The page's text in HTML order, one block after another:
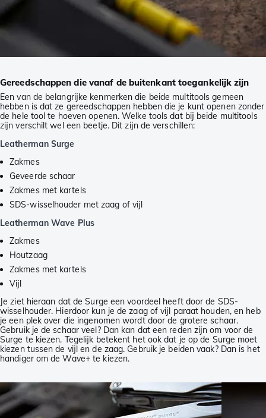
Gereedschappen die vanaf de buitenkant toegankelijk zijn
Een van de belangrijke kenmerken die beide multitools gemeen
hebben is dat ze gereedschappen hebben die je kunt openen zonder
de hele tool te hoeven openen. Welke tools dat bij beide multitools
zijn verschilt wel een beetje. Dit zijn de verschillen:
Leatherman Surge
Zakmes
Geveerde schaar
Zakmes met kartels
SDS-wisselhouder met zaag of vijl
Leatherman Wave Plus
Zakmes
Houtzaag
Zakmes met kartels
Vijl
Je ziet hieraan dat de Surge een voordeel heeft door de SDS-
wisselhouder. Hierdoor kun je de zaag of vijl paraat houden, en heb
je een plek over die ingenomen wordt door de grotere schaar.
Gebruik je de schaar veel? Dan kan dat een reden zijn om voor de
Surge te kiezen. Tegelijk betekent het ook dat je op de Surge moet
kiezen tussen de vijl en de zaag. Gebruik je beiden vaak? Dan is het
handiger om de Wave+ te kiezen.